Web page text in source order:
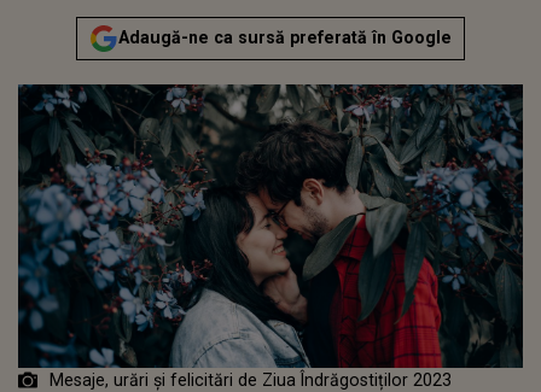
Adaugă-ne ca sursă preferată în Google
Mesaje, urări și felicitări de Ziua Îndrăgostiților 2023